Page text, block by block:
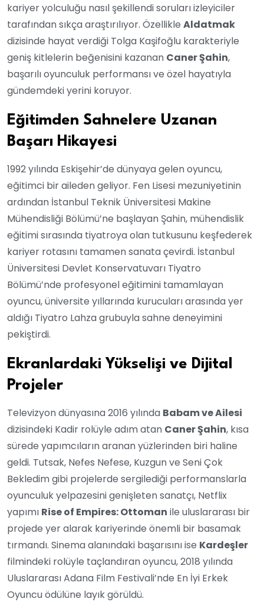
kariyer yolculuğu nasıl şekillendi soruları izleyiciler
tarafından sıkça araştırılıyor. Özellikle Aldatmak
dizisinde hayat verdiği Tolga Kaşifoğlu karakteriyle
geniş kitlelerin beğenisini kazanan Caner Şahin,
başarılı oyunculuk performansı ve özel hayatıyla
gündemdeki yerini koruyor.
Eğitimden Sahnelere Uzanan
Başarı Hikayesi
1992 yılında Eskişehir’de dünyaya gelen oyuncu,
eğitimci bir aileden geliyor. Fen Lisesi mezuniyetinin
ardından İstanbul Teknik Üniversitesi Makine
Mühendisliği Bölümü’ne başlayan Şahin, mühendislik
eğitimi sırasında tiyatroya olan tutkusunu keşfederek
kariyer rotasını tamamen sanata çevirdi. İstanbul
Üniversitesi Devlet Konservatuvarı Tiyatro
Bölümü’nde profesyonel eğitimini tamamlayan
oyuncu, üniversite yıllarında kurucuları arasında yer
aldığı Tiyatro Lahza grubuyla sahne deneyimini
pekiştirdi.
Ekranlardaki Yükselişi ve Dijital
Projeler
Televizyon dünyasına 2016 yılında Babam ve Ailesi
dizisindeki Kadir rolüyle adım atan Caner Şahin, kısa
sürede yapımcıların aranan yüzlerinden biri haline
geldi. Tutsak, Nefes Nefese, Kuzgun ve Seni Çok
Bekledim gibi projelerde sergilediği performanslarla
oyunculuk yelpazesini genişleten sanatçı, Netflix
yapımı Rise of Empires: Ottoman ile uluslararası bir
projede yer alarak kariyerinde önemli bir basamak
tırmandı. Sinema alanındaki başarısını ise Kardeşler
filmindeki rolüyle taçlandıran oyuncu, 2018 yılında
Uluslararası Adana Film Festivali’nde En İyi Erkek
Oyuncu ödülüne layık görüldü.